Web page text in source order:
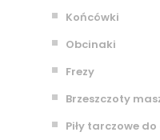
Końcówki
Obcinaki
Frezy
Brzeszczoty
Piły tarczowe